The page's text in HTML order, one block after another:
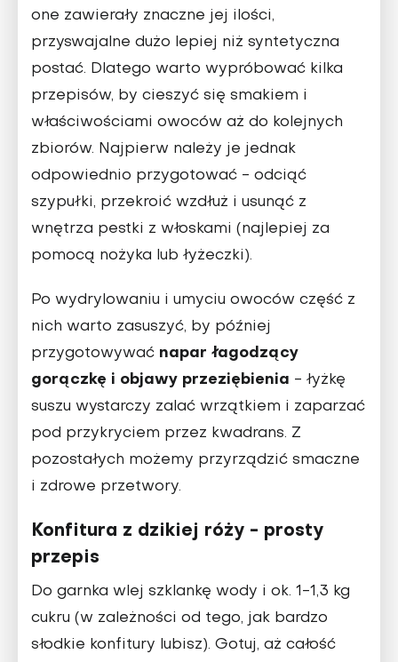
one zawierały znaczne jej ilości,
przyswajalne dużo lepiej niż syntetyczna
postać. Dlatego warto wypróbować kilka
przepisów, by cieszyć się smakiem i
właściwościami owoców aż do kolejnych
zbiorów. Najpierw należy je jednak
odpowiednio przygotować - odciąć
szypułki, przekroić wzdłuż i usunąć z
wnętrza pestki z włoskami (najlepiej za
pomocą nożyka lub łyżeczki).
Po wydrylowaniu i umyciu owoców część z
nich warto zasuszyć, by później
przygotowywać napar łagodzący
gorączkę i objawy przeziębienia - łyżkę
suszu wystarczy zalać wrzątkiem i zaparzać
pod przykryciem przez kwadrans. Z
pozostałych możemy przyrządzić smaczne
i zdrowe przetwory.
Konfitura z dzikiej róży - prosty
przepis
Do garnka wlej szklankę wody i ok. 1-1,3 kg
cukru (w zależności od tego, jak bardzo
słodkie konfitury lubisz). Gotuj, aż całość